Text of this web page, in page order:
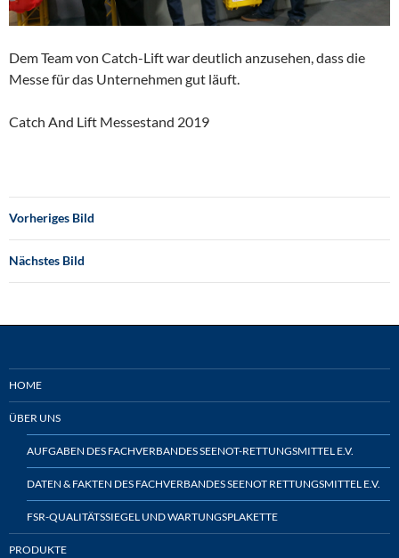
Dem Team von Catch-Lift war deutlich anzusehen, dass die
Messe für das Unternehmen gut läuft.
Catch And Lift Messestand 2019
Vorheriges Bild
Nächstes Bild
HOME
ÜBER UNS
AUFGABEN DES FACHVERBANDES SEENOT-RETTUNGSMITTEL E.V.
DATEN & FAKTEN DES FACHVERBANDES SEENOT RETTUNGSMITTEL E.V.
FSR-QUALITÄTSSIEGEL UND WARTUNGSPLAKETTE
PRODUKTE